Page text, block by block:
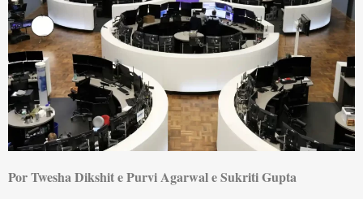
Por Twesha Dikshit e Purvi Agarwal e Sukriti Gupta